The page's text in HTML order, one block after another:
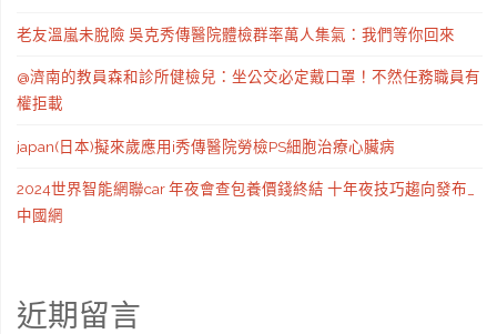
老友溫嵐未脫險 吳克秀傳醫院體檢群率萬人集氣：我們等你回來
@濟南的教員森和診所健檢兒：坐公交必定戴口罩！不然任務職員有
權拒載
japan(日本)擬來歲應用i秀傳醫院勞檢PS細胞治療心臟病
2024世界智能網聯car 年夜會查包養價錢終結 十年夜技巧趨向發布_
中國網
近期留言